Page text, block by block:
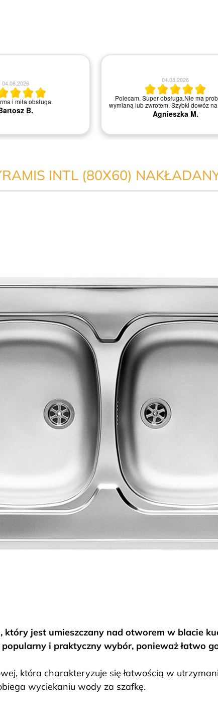
04.08.2026
i miła obsługa.
B.
04.08.2026
Polecam. Super obsługa.Nie ma
wymianą lub zwrotem. Szybki dowóz
Agnieszka M.
INTL (80X60)
jest umieszczany nad otworem w blacie
i praktyczny wybór, ponieważ łatwo
która charakteryzuje się łatwością w
wyciekaniu wody za szafkę.